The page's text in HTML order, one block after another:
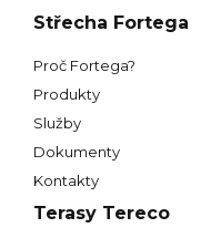
Střecha Fortega
Proč Fortega?
Produkty
Služby
Dokumenty
Kontakty
Terasy Tereco